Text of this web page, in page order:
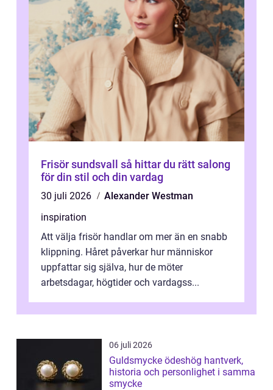
Frisör sundsvall så hittar du rätt salong
för din stil och din vardag
30 juli 2026
Alexander Westman
inspiration
Att välja frisör handlar om mer än en snabb
klippning. Håret påverkar hur människor
uppfattar sig själva, hur de möter
arbetsdagar, högtider och vardagss...
06 juli 2026
Guldsmycke ödeshög hantverk,
historia och personlighet i samma
smycke